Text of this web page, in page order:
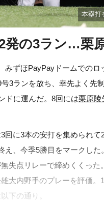
本塁打
発の3ラン…栗
ずほPayPayドームでの
3ランを放ち、幸先よく先
ドに運んだ。8回には栗原陵
回に3本の安打を集められ
え、今季5勝目をマークした
失点リレーで締めくくった
大内野手のプレーを評価。
下の通り。